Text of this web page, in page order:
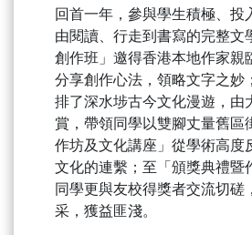
回首一年，參與學生積極、投
由閱讀、行走到書寫的完整文
創作班」邀得香港本地作家親
分享創作心法，領略文字之妙
排了深水埗古今文化漫遊，由
賞，帶領同學以雙腳丈量舊區
作坊及文化講座」從學術高度
文化的連繫；至「頒獎典禮暨
同學更與友校得獎者交流切磋
采，獲益匪淺。